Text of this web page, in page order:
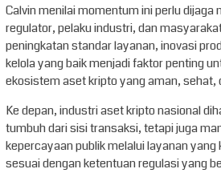
Calvin menilai momentum ini perlu dijaga
regulator, pelaku industri, dan
peningkatan standar layanan, inovasi
kelola yang baik menjadi faktor penting
ekosistem aset kripto yang aman, sehat,
Ke depan, industri aset kripto nasional
tumbuh dari sisi transaksi, tetapi juga
kepercayaan publik melalui layanan
sesuai dengan ketentuan regulasi yang